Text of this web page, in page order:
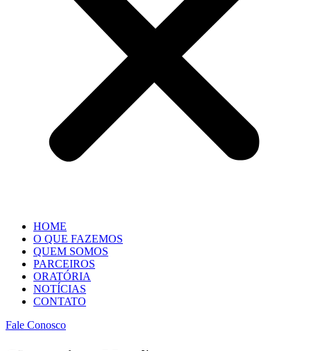
HOME
O QUE FAZEMOS
QUEM SOMOS
PARCEIROS
ORATÓRIA
NOTÍCIAS
CONTATO
Fale Conosco